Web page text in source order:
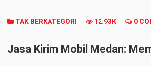
TAK BERKATEGORI 12.93K 0
Jasa Kirim Mobil Medan: